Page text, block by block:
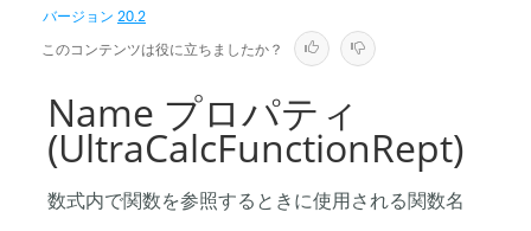
バージョン20.2
このコンテンツは役に立ちましたか？
Name プロパティ
(UltraCalcFunctionRept)
数式内で関数を参照するときに使用される関数名